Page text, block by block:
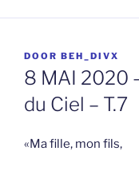
GEPLAATST
OP
DOOR BEH_DIVX
8 MAI 2020
du Ciel – T.7
«Ma fille, mon fils,